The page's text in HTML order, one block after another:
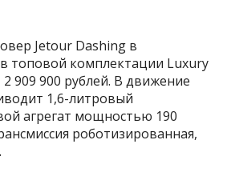
Jetour Dashing в
топовой комплектации Luxury
909 900 рублей. В движение
1,6-литровый
агрегат мощностью 190
роботизированная,